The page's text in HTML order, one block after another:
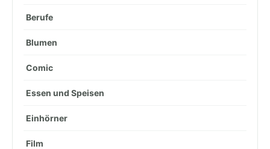
Berufe
Blumen
Comic
Essen und Speisen
Einhörner
Film